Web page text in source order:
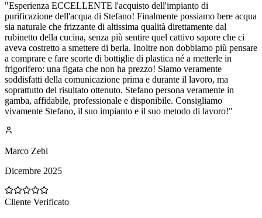
"Esperienza ECCELLENTE l'acquisto dell'impianto di
purificazione dell'acqua di Stefano! Finalmente possiamo bere acqua
sia naturale che frizzante di altissima qualità direttamente dal
rubinetto della cucina, senza più sentire quel cattivo sapore che ci
aveva costretto a smettere di berla. Inoltre non dobbiamo più pensare
a comprare e fare scorte di bottiglie di plastica né a metterle in
frigorifero: una figata che non ha prezzo! Siamo veramente
soddisfatti della comunicazione prima e durante il lavoro, ma
soprattutto del risultato ottenuto. Stefano persona veramente in
gamba, affidabile, professionale e disponibile. Consigliamo
vivamente Stefano, il suo impianto e il suo metodo di lavoro!"
Marco Zebi
Dicembre 2025
Cliente Verificato